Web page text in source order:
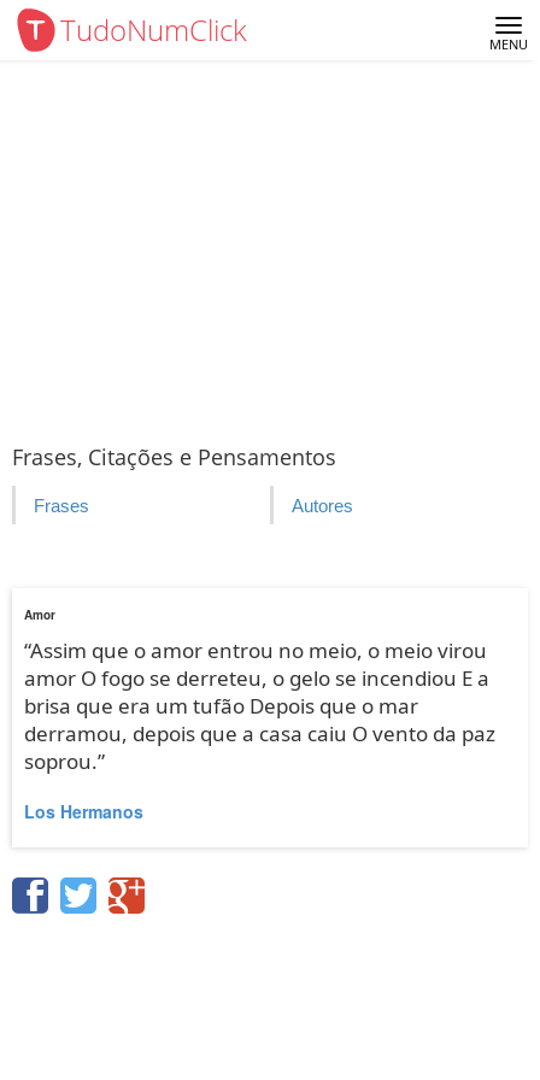
TudoNumClick MENU
Frases, Citações e Pensamentos
Frases Autores
Amor
“Assim que o amor entrou no meio, o meio virou
amor O fogo se derreteu, o gelo se incendiou E a
brisa que era um tufão Depois que o mar
derramou, depois que a casa caiu O vento da paz
soprou.”
Los Hermanos